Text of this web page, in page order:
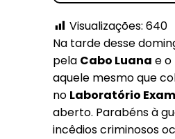
Visualizações: 640
Na tarde desse
pela Cabo Luana e o
aquele mesmo que
no Laboratório
aberto. Parabéns à
incêdios criminosos